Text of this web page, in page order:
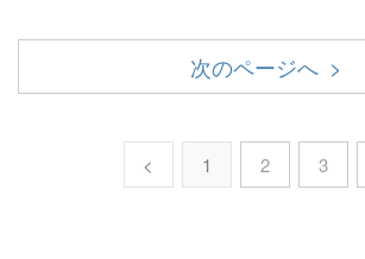
次のページへ >
< 1 2 3